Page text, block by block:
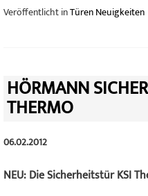
Veröffentlicht inTüren Neuigkeiten
HÖRMANN
THERMO
06.02.2012
NEU: Die Sicherheitstür KSI